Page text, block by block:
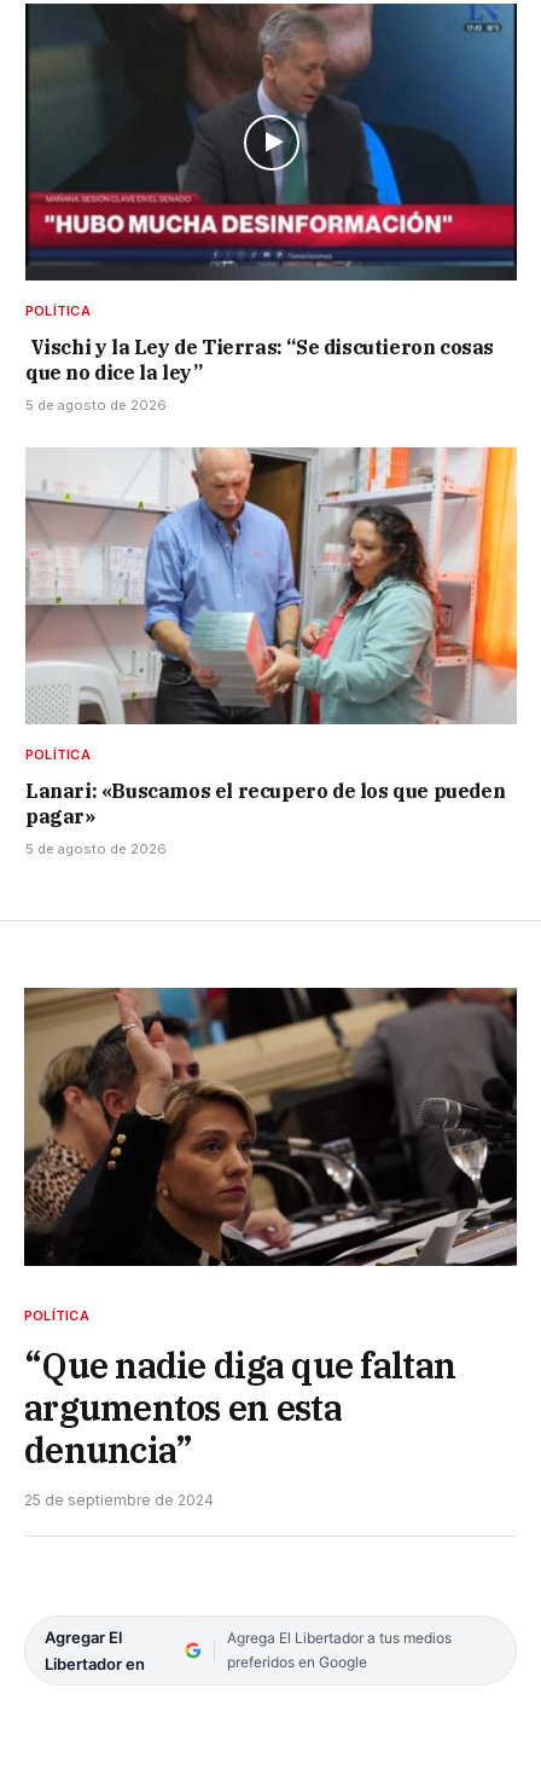
POLÍTICA
Vischi y la Ley de Tierras: “Se discutieron cosas
que no dice la ley”
5 de agosto de 2026
POLÍTICA
Lanari: «Buscamos el recupero de los que pueden
pagar»
5 de agosto de 2026
POLÍTICA
“Que nadie diga que faltan
argumentos en esta
denuncia”
25 de septiembre de 2024
Agregar El
Libertador en
Agrega El Libertador a tus medios
preferidos en Google